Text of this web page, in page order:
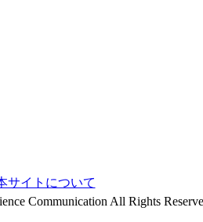
サイトについて
Communication All Rights